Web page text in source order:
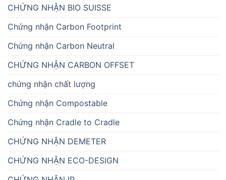
CHỨNG NHẬN BIO SUISSE
Chứng nhận Carbon Footprint
Chứng nhận Carbon Neutral
CHỨNG NHẬN CARBON OFFSET
chứng nhận chất lượng
Chứng nhận Compostable
Chứng nhận Cradle to Cradle
CHỨNG NHẬN DEMETER
CHỨNG NHẬN ECO-DESIGN